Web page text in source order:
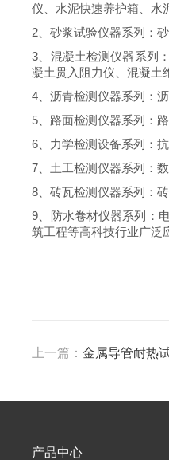
仪、水泥快速养护箱、水
2 、砂浆试验仪器系列：
3 、混凝土检测仪器系
凝土贯入阻力仪、混凝土
4 、沥青检测仪器系列：
5 、路面检测仪器系列：
6 、力学检测设备系列：
7 、土工检测仪器系列：
8 、砖瓦检测仪器系列：
9 、防水卷材仪器系列
筑工程等高科技行业广泛
上一篇：金属导管耐热
产品中心